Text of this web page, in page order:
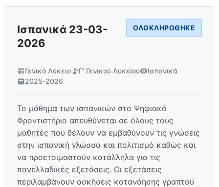
Ισπανικά 23-03-
2026
ΟΛΟΚΛΗΡΏΘΗΚΕ
Γενικό Λύκειο Γ' Γενικού Λυκείου
Ισπανικά
2025-2026
Το μάθημα των ισπανικών στο Ψηφιακό
Φροντιστήριο απευθύνεται σε όλους τους
μαθητές που θέλουν να εμβαθύνουν τις γνώσεις
στην ισπανική γλώσσα και πολιτισμό καθώς και
να προετοιμαστούν κατάλληλα για τις
πανελλαδικές εξετάσεις. Οι εξετάσεις
περιλαμβάνουν ασκήσεις κατανόησης γραπτού